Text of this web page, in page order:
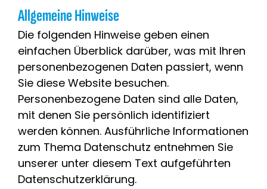
Lieferung
Branchen
Blog
Kontakt
Allgemeine Hinweise
Die folgenden Hinweise geben einen
einfachen Überblick darüber, was mit Ihren
personenbezogenen Daten passiert, wenn
Sie diese Website besuchen.
Personenbezogene Daten sind alle Daten,
mit denen Sie persönlich identifiziert
werden können. Ausführliche Informationen
zum Thema Datenschutz entnehmen Sie
unserer unter diesem Text aufgeführten
Datenschutzerklärung.